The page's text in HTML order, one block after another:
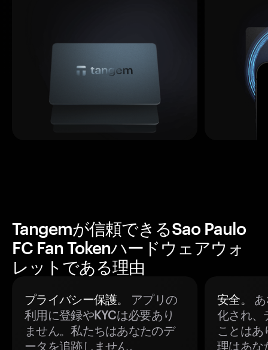
Tangemが信頼できるSao Paulo
FC Fan Tokenハードウェアウォ
レットである理由
プライバシー保護。
アプリの
利用に登録やKYCは必要あり
ません。私たちはあなたのデ
ータを追跡しません。
安全。
化され、
ことはあ
理はあな